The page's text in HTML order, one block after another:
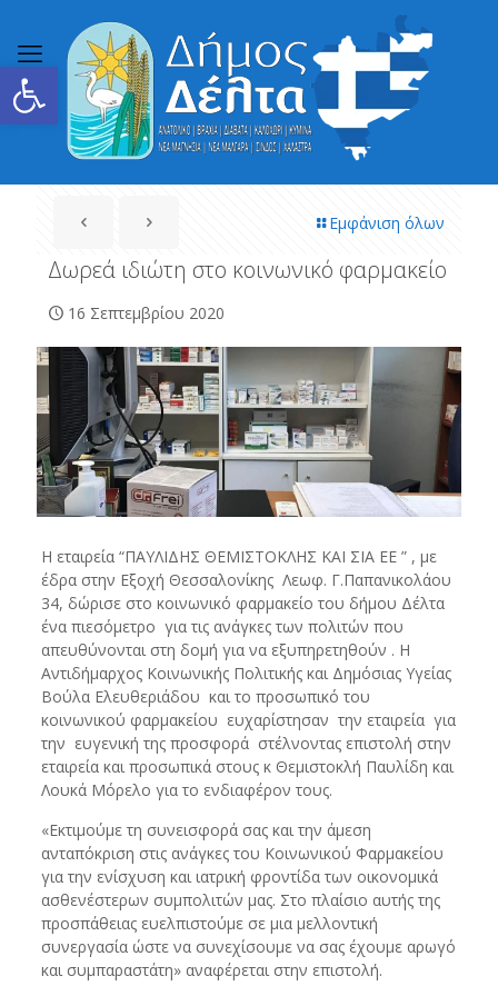
Ανοίξτε τη γραμμή εργαλείων
Εμφάνιση όλων
Δωρεά ιδιώτη στο κοινωνικό φαρμακείο
16 Σεπτεμβρίου 2020
H εταιρεία “ΠΑΥΛΙΔΗΣ ΘΕΜΙΣΤΟΚΛΗΣ ΚΑΙ ΣΙΑ ΕΕ ” , με
έδρα στην Εξοχή Θεσσαλονίκης Λεωφ. Γ.Παπανικολάου
34, δώρισε στο κοινωνικό φαρμακείο του δήμου Δέλτα
ένα πιεσόμετρο για τις ανάγκες των πολιτών που
απευθύνονται στη δομή για να εξυπηρετηθούν . Η
Αντιδήμαρχος Κοινωνικής Πολιτικής και Δημόσιας Υγείας
Βούλα Ελευθεριάδου και το προσωπικό του
κοινωνικού φαρμακείου ευχαρίστησαν την εταιρεία για
την ευγενική της προσφορά στέλνοντας επιστολή στην
εταιρεία και προσωπικά στους κ Θεμιστοκλή Παυλίδη και
Λουκά Μόρελο για το ενδιαφέρον τους.
«Εκτιμούμε τη συνεισφορά σας και την άμεση
ανταπόκριση στις ανάγκες του Κοινωνικού Φαρμακείου
για την ενίσχυση και ιατρική φροντίδα των οικονομικά
ασθενέστερων συμπολιτών μας. Στο πλαίσιο αυτής της
προσπάθειας ευελπιστούμε σε μια μελλοντική
συνεργασία ώστε να συνεχίσουμε να σας έχουμε αρωγό
και συμπαραστάτη» αναφέρεται στην επιστολή.